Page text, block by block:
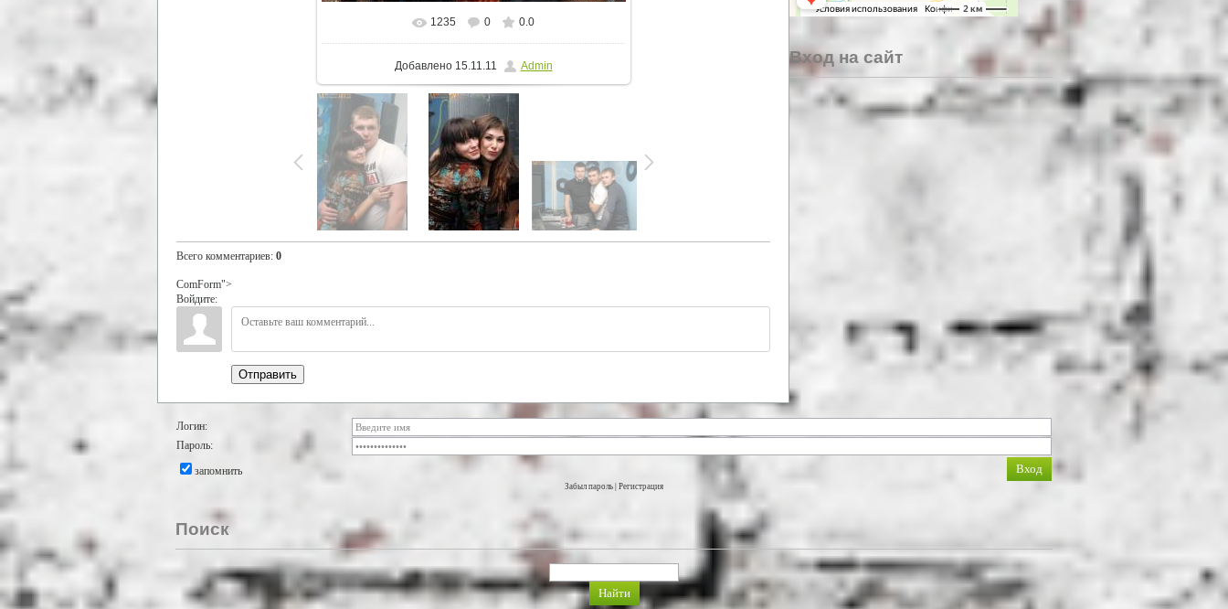
В реальном размере 512x768
1235 0 0.0
Добавлено15.11.11 Admin
Всего комментариев: 0
ComForm">
Войдите:
Отправить
Вход на сайт
Логин:
Пароль:
запомнить
Забыл пароль Регистрация
Поиск